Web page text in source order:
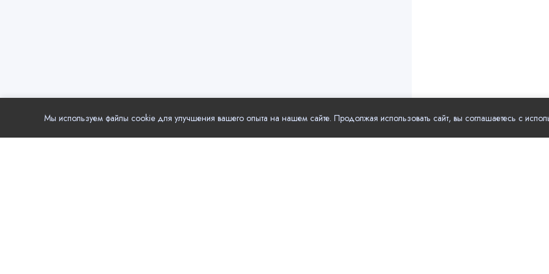
Мы используем файлы cookie для улучшения вашего опыта на нашем сайте. Продолжая использовать сайт, вы соглашаетесь с